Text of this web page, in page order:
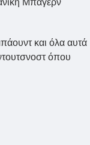
Μπάγερν
και όλα αυτά
όπου